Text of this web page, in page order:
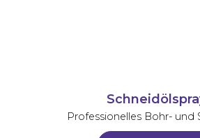
Professionelles Bohr- und